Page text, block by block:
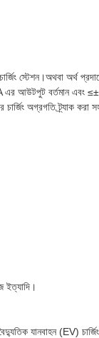
স্টেশন।অথবা অর্থ
এর আউটপুট বর্তমান এবং
অগ্রগতি ট্র্যাক করা
ইত্যাদি।
যানবাহন (EV)